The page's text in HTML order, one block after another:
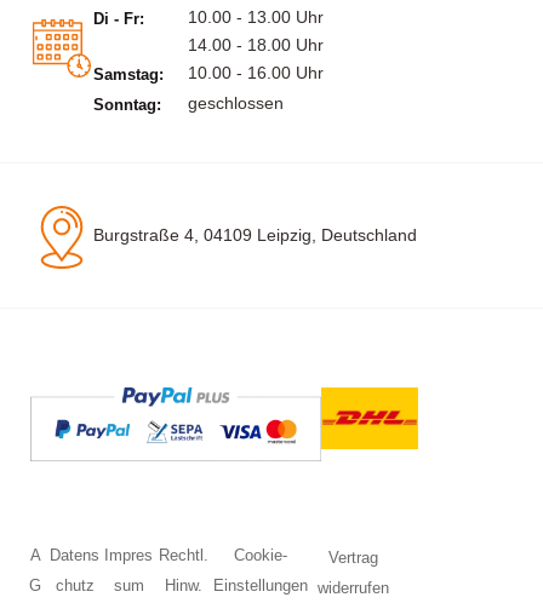
Di - Fr:
10.00 - 13.00 Uhr
14.00 - 18.00 Uhr
Samstag: 10.00 - 16.00 Uhr
Sonntag: geschlossen
Burgstraße 4, 04109 Leipzig, Deutschland
A
G
Datens
chutz
Impres
sum
Rechtl.
Hinw.
Cookie-
Einstellungen
Vertrag
widerrufen